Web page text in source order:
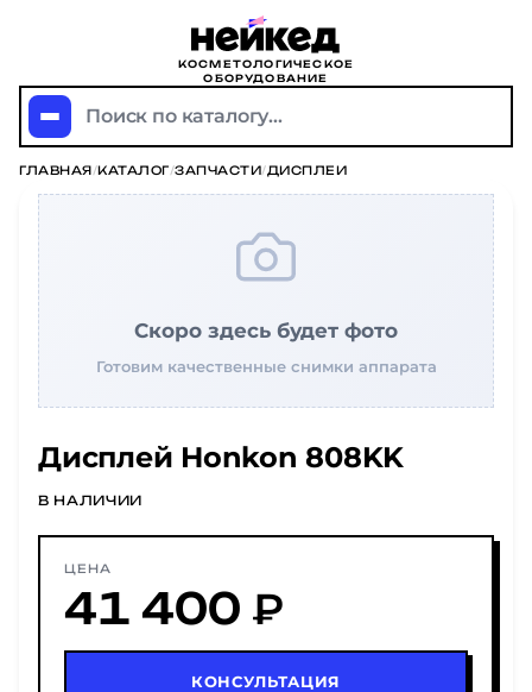
КОСМЕТОЛОГИЧЕСКОЕ
ОБОРУДОВАНИЕ
Поиск по каталогу...
ГЛАВНАЯ/КАТАЛОГ/ЗАПЧАСТИ/ДИСПЛЕИ
Скоро здесь будет фото
Готовим качественные снимки аппарата
Дисплей Honkon 808KK
В НАЛИЧИИ
ЦЕНА
41 400 ₽
КОНСУЛЬТАЦИЯ